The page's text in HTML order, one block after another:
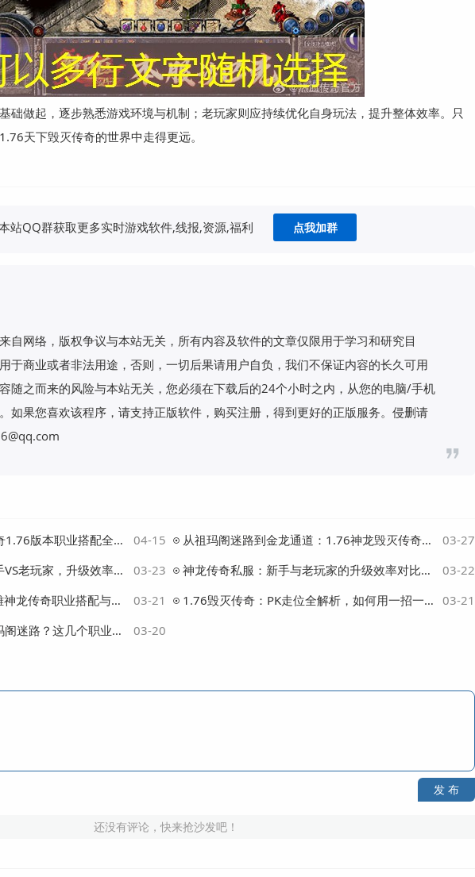
础做起，逐步熟悉游戏环境与机制；老玩家则应持续优化自身玩法，提升整体效率。只
天下毁灭传奇的世界中走得更远。
站QQ群获取更多实时游戏软件,线报,资源,福利 点我加群
自网络，版权争议与本站无关，所有内容及软件的文章仅限用于学习和研究目
于商业或者非法用途，否则，一切后果请用户自负，我们不保证内容的长久可用
随之而来的风险与本站无关，您必须在下载后的24个小时之内，从您的电脑/手机
如果您喜欢该程序，请支持正版软件，购买注册，得到更好的正版服务。侵删请
新手VS老玩家：神龙传奇1.76版本职业搭配全解析，哪个组合最强？ 04-15 从祖玛阁迷路到金龙通道：1.76神龙毁灭传奇玩家必看的升级效率提升秘诀
03-27
1.76天下毁灭传奇：新手VS老玩家，升级效率差距到底有多大？
03-23 神龙传奇私服：新手与老玩家的升级效率对比，你还在用错误方法刷怪？
03-22
平民玩家如何逆袭？英雄神龙传奇职业搭配与升级效率全解析
03-21 1.76毁灭传奇：PK走位全解析，如何用一招一式打出完美连击？ 03-21
1.76天下毁灭传奇：祖玛阁迷路？这几个职业搭配让你打宝事半功倍
03-20
发 布
还没有评论，快来抢沙发吧！